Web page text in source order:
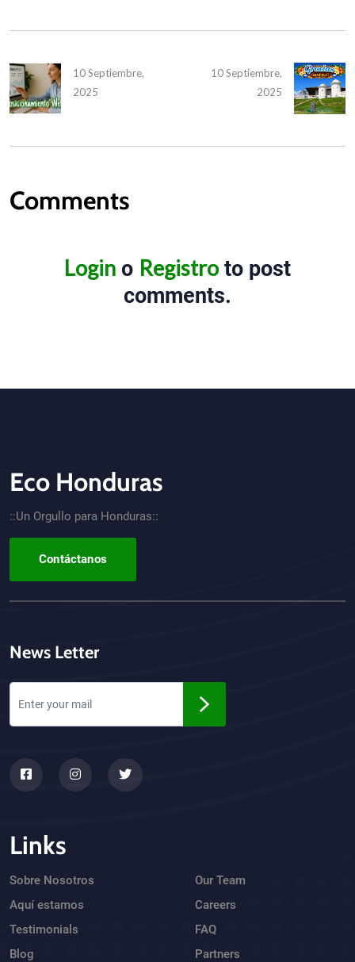
10 Septiembre,
2025
10 Septiembre,
2025
Comments
Login o Registroto post
comments.
CTA - Footer
Eco Honduras
::Un Orgullo para Honduras::
Contáctanos
News Letter
Links
Sobre Nosotros
Aquí estamos
Testimonials
Blog
Our Team
Careers
FAQ
Partners